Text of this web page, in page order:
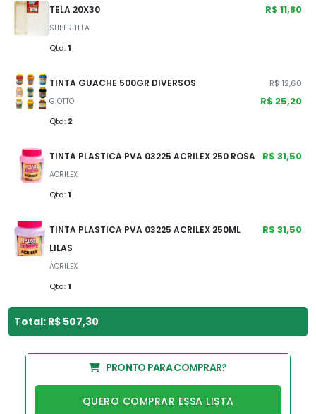
TELA 20X30
SUPER TELA
Qtd: 1
R$ 11,80
TINTA GUACHE 500GR DIVERSOS
GIOTTO
Qtd: 2
R$ 12,60
R$ 25,20
TINTA PLASTICA PVA 03225 ACRILEX 250 ROSA
ACRILEX
Qtd: 1
R$ 31,50
TINTA PLASTICA PVA 03225 ACRILEX 250ML
LILAS
ACRILEX
Qtd: 1
R$ 31,50
Total: R$ 507,30
PRONTO PARA COMPRAR?
QUERO COMPRAR ESSA LISTA